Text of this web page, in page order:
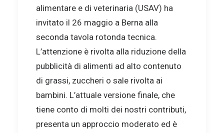
alimentare e di veterinaria (USAV) ha
invitato il 26 maggio a Berna alla
seconda tavola rotonda tecnica.
L’attenzione è rivolta alla riduzione della
pubblicità di alimenti ad alto contenuto
di grassi, zuccheri o sale rivolta ai
bambini. L’attuale versione finale, che
tiene conto di molti dei nostri contributi,
presenta un approccio moderato ed è